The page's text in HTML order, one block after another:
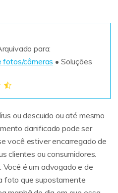
para:
fotos/câmeras • Soluções
ou descuido ou até mesmo
danificado pode ser
você estiver encarregado de
clientes ou consumidores.
é um advogado e de
foto que supostamente